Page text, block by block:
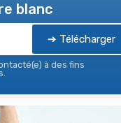
blanc
➔ Télécharger
à des fins